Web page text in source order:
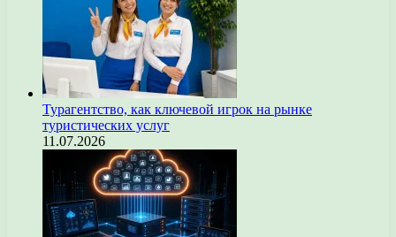
Турагентство, как ключевой игрок на рынке
туристических услуг
11.07.2026